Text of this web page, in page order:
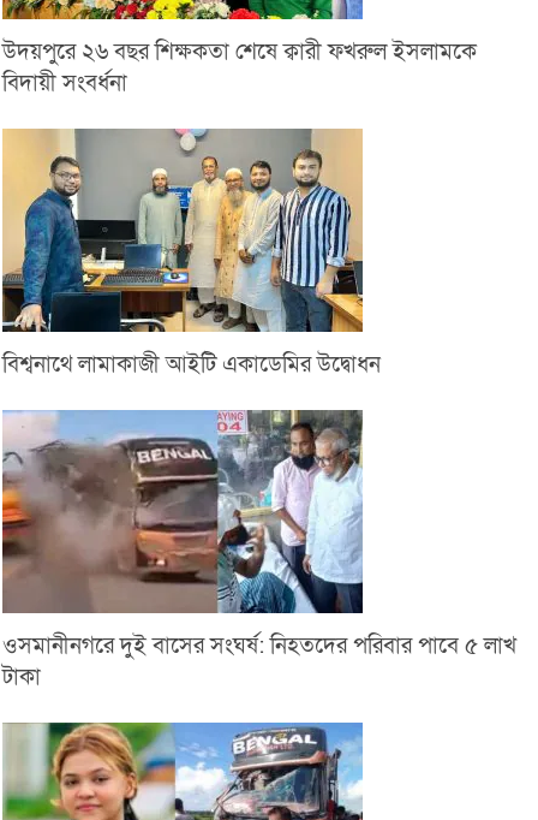
উদয়পুরে ২৬ বছর শিক্ষকতা শেষে ক্বারী ফখরুল ইসলামকে
বিদায়ী সংবর্ধনা
বিশ্বনাথে লামাকাজী আইটি একাডেমির উদ্বোধন
ওসমানীনগরে দুই বাসের সংঘর্ষ: নিহতদের পরিবার পাবে ৫ লাখ
টাকা